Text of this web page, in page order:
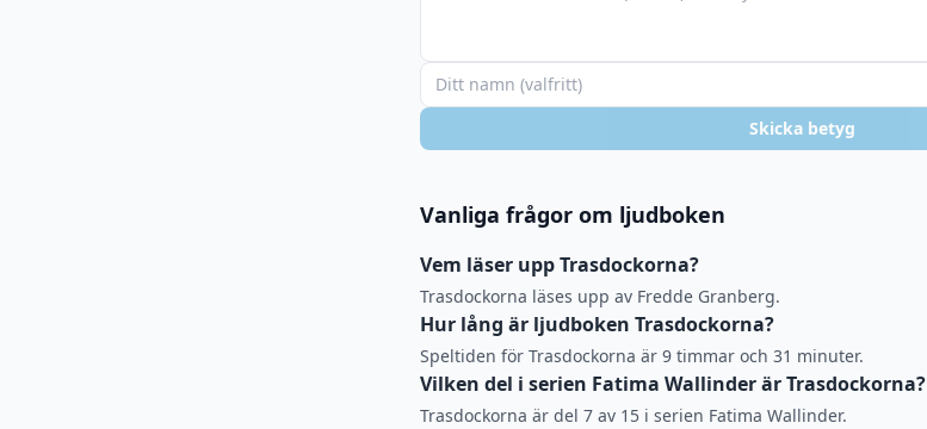
Skicka betyg
Vanliga frågor om ljudboken
Vem läser upp Trasdockorna?
Trasdockorna läses upp av Fredde Granberg.
Hur lång är ljudboken Trasdockorna?
Speltiden för Trasdockorna är 9 timmar och 31 minuter.
Vilken del i serien Fatima Wallinder är Trasdockorna?
Trasdockorna är del 7 av 15 i serien Fatima Wallinder.